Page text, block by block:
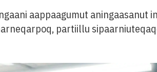
aappaagumut aningaasanut
partiillu